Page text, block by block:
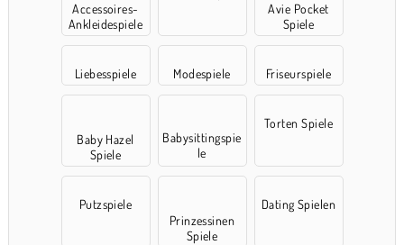
Accessoires-
Ankleidespiele
Avie Pocket
Spiele
Liebesspiele Modespiele Friseurspiele
Baby Hazel
Spiele
Babysittingspie
le
Torten Spiele
Putzspiele
Prinzessinen
Spiele
Dating Spielen